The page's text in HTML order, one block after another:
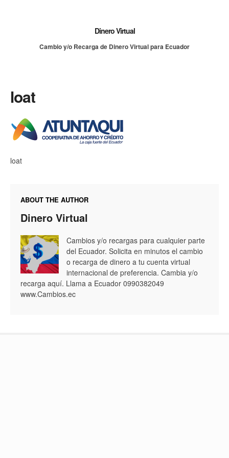
Dinero Virtual
Cambio y/o Recarga de Dinero Virtual para Ecuador
loat
loat
ABOUT THE AUTHOR
Dinero Virtual
Cambios y/o recargas para cualquier parte
del Ecuador. Solicita en minutos el cambio
o recarga de dinero a tu cuenta virtual
internacional de preferencia. Cambia y/o
recarga aquí. Llama a Ecuador 0990382049
www.Cambios.ec